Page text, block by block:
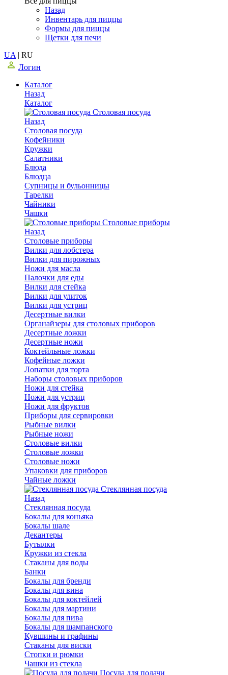
Назад
Инвентарь для пиццы
Формы для пиццы
Щетки для печи
UA | RU
Логин
Каталог
Назад
Каталог
Столовая посуда
Назад
Столовая посуда
Кофейники
Кружки
Салатники
Блюда
Блюдца
Супницы и бульонницы
Тарелки
Чайники
Чашки
Cтоловые приборы
Назад
Cтоловые приборы
Вилки для лобстера
Вилки для пирожных
Ножи для масла
Палочки для еды
Вилки для стейка
Вилки для улиток
Вилки для устриц
Десертные вилки
Органайзеры для столовых приборов
Десертные ложки
Десертные ножи
Коктейльные ложки
Кофейные ложки
Лопатки для торта
Наборы столовых приборов
Ножи для стейка
Ножи для устриц
Ножи для фруктов
Приборы для сервировки
Рыбные вилки
Рыбные ножи
Столовые вилки
Столовые ложки
Столовые ножи
Упаковки для приборов
Чайные ложки
Стеклянная посуда
Назад
Стеклянная посуда
Бокалы для коньяка
Бокалы шале
Декантеры
Бутылки
Кружки из стекла
Стаканы для воды
Банки
Бокалы для бренди
Бокалы для вина
Бокалы для коктейлей
Бокалы для мартини
Бокалы для пива
Бокалы для шампанского
Кувшины и графины
Стаканы для виски
Стопки и рюмки
Чашки из стекла
Посуда для подачи